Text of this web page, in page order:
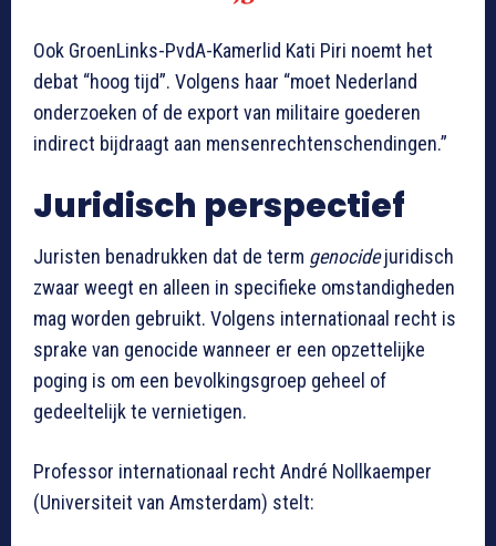
Ook GroenLinks-PvdA-Kamerlid Kati Piri noemt het
debat “hoog tijd”. Volgens haar “moet Nederland
onderzoeken of de export van militaire goederen
indirect bijdraagt aan mensenrechtenschendingen.”
Juridisch perspectief
Juristen benadrukken dat de term genocidejuridisch
zwaar weegt en alleen in specifieke omstandigheden
mag worden gebruikt. Volgens internationaal recht is
sprake van genocide wanneer er een opzettelijke
poging is om een bevolkingsgroep geheel of
gedeeltelijk te vernietigen.
Professor internationaal recht André Nollkaemper
(Universiteit van Amsterdam) stelt: